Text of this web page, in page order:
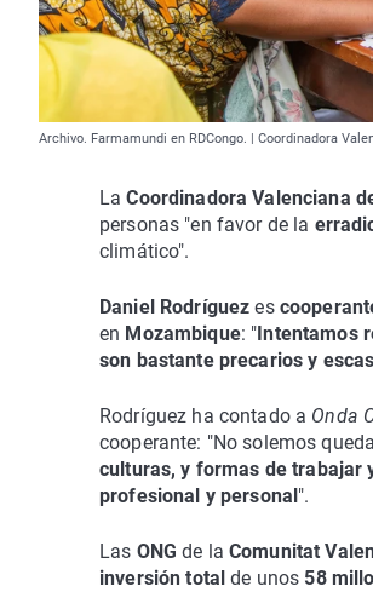
Archivo. Farmamundi en RDCongo. | Coordinadora
LaCoordinadora Valenciana
personas "en favor de la
climático".
Daniel Rodríguezes
en Mozambique: " Intentamos
son bastante precarios y
Rodríguez ha contado a Onda
cooperante: "No solemos
culturas, y formas de trabajar
profesional y personal ".
Las ONGde la Comunitat
inversión totalde unos 58